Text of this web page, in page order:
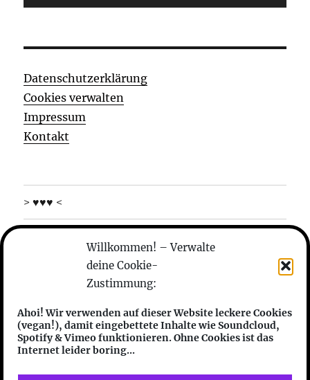
Willkommen! – Verwalte
deine Cookie-
Zustimmung:
Ahoi! Wir verwenden auf dieser Website leckere Cookies
(vegan!), damit eingebettete Inhalte wie Soundcloud,
Spotify & Vimeo funktionieren. Ohne Cookies ist das
Internet leider boring...
Player
Datenschutzerklärung
Cookies verwalten
Impressum
Kontakt
> ♥♥♥ <
wer sind die
features
friends